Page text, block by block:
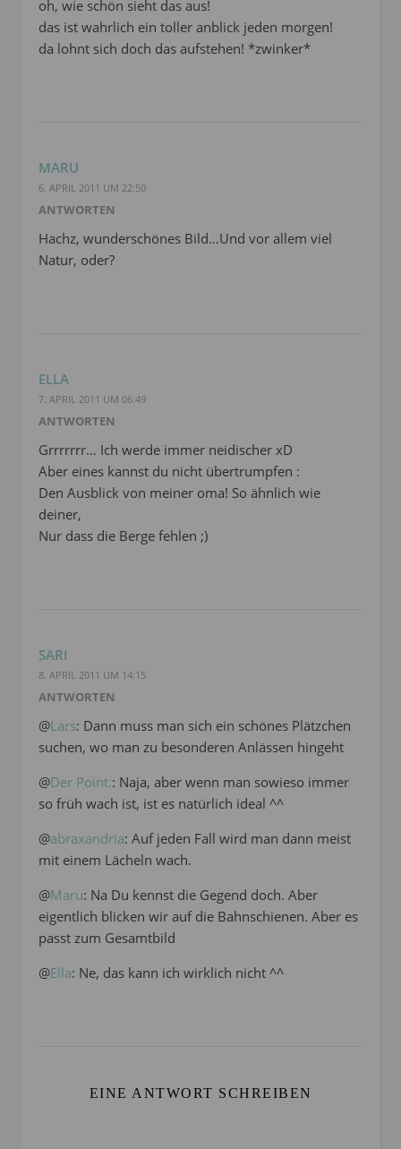
oh, wie schön sieht das aus!
das ist wahrlich ein toller anblick jeden morgen!
da lohnt sich doch das aufstehen! *zwinker*
MARU
6. APRIL 2011 UM 22:50
ANTWORTEN
Hachz, wunderschönes Bild…Und vor allem viel
Natur, oder?
ELLA
7. APRIL 2011 UM 06:49
ANTWORTEN
Grrrrrrr… Ich werde immer neidischer xD
Aber eines kannst du nicht übertrumpfen :
Den Ausblick von meiner oma! So ähnlich wie
deiner,
Nur dass die Berge fehlen ;)
SARI
8. APRIL 2011 UM 14:15
ANTWORTEN
@Lars: Dann muss man sich ein schönes Plätzchen
suchen, wo man zu besonderen Anlässen hingeht
@Der Point.: Naja, aber wenn man sowieso immer
so früh wach ist, ist es natürlich ideal ^^
@abraxandria: Auf jeden Fall wird man dann meist
mit einem Lächeln wach.
@Maru: Na Du kennst die Gegend doch. Aber
eigentlich blicken wir auf die Bahnschienen. Aber es
passt zum Gesamtbild
@Ella: Ne, das kann ich wirklich nicht ^^
EINE ANTWORT SCHREIBEN